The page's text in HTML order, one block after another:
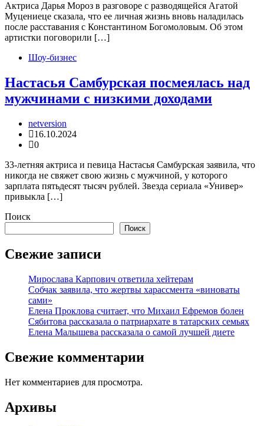
Актриса Дарья Мороз в разговоре с разводящейся Агатой
Муцениеце сказала, что ее личная жизнь вновь наладилась
после расставания с Константином Богомоловым. Об этом
артистки поговорили […]
Шоу-бизнес
Настасья Самбурская посмеялась над
мужчинами с низкими доходами
netversion
16.10.2024
0
33-летняя актриса и певица Настасья Самбурская заявила, что
никогда не свяжет свою жизнь с мужчиной, у которого
зарплата пятьдесят тысяч рублей. Звезда сериала «Универ»
привыкла […]
Поиск
Поиск
Свежие записи
Мирослава Карпович ответила хейтерам
Собчак заявила, что жертвы харассмента «виноваты
сами»
Елена Проклова считает, что Михаил Ефремов болен
Сябитова рассказала о патриархате в татарских семьях
Елена Малышева рассказала о самой лучшей диете
Свежие комментарии
Нет комментариев для просмотра.
Архивы